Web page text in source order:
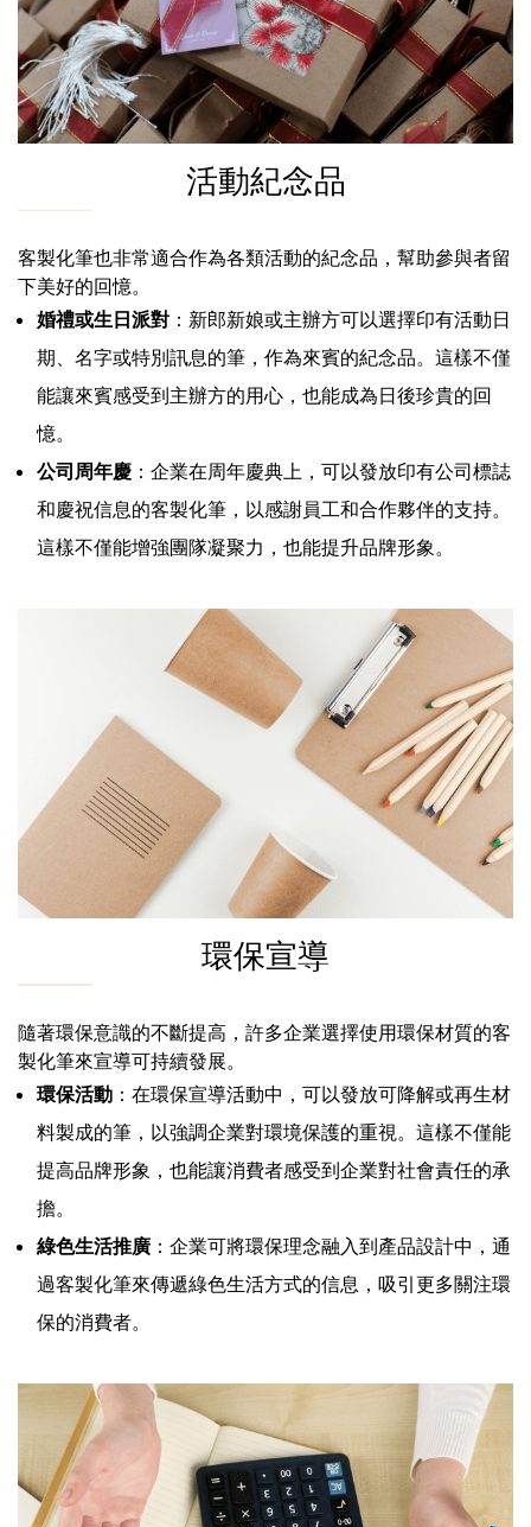
活動紀念品
客製化筆也非常適合作為各類活動的紀念品，幫助參與者留
下美好的回憶。
婚禮或生日派對 ：新郎新娘或主辦方可以選擇印有活動日
期、名字或特別訊息的筆，作為來賓的紀念品。這樣不僅
能讓來賓感受到主辦方的用心，也能成為日後珍貴的回
憶。
公司周年慶 ：企業在周年慶典上，可以發放印有公司標誌
和慶祝信息的客製化筆，以感謝員工和合作夥伴的支持。
這樣不僅能增強團隊凝聚力，也能提升品牌形象。
環保宣導
隨著環保意識的不斷提高，許多企業選擇使用環保材質的客
製化筆來宣導可持續發展。
環保活動 ：在環保宣導活動中，可以發放可降解或再生材
料製成的筆，以強調企業對環境保護的重視。這樣不僅能
提高品牌形象，也能讓消費者感受到企業對社會責任的承
擔。
綠色生活推廣 ：企業可將環保理念融入到產品設計中，通
過客製化筆來傳遞綠色生活方式的信息，吸引更多關注環
保的消費者。